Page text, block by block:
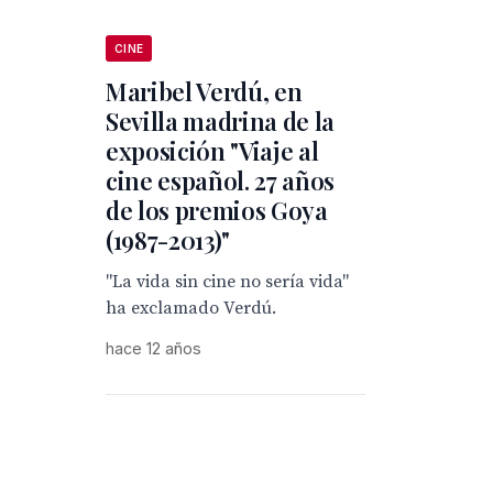
CINE
Maribel Verdú, en
Sevilla madrina de la
exposición "Viaje al
cine español. 27 años
de los premios Goya
(1987-2013)"
"La vida sin cine no sería vida"
ha exclamado Verdú.
hace 12 años